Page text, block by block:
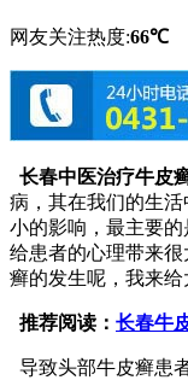
网友关注热度:66℃
长春中医治疗牛皮
病，其在我们的生
小的影响，最主要
给患者的心理带来
癣的发生呢，我来给
推荐阅读： 长春牛
导致头部牛皮癣患